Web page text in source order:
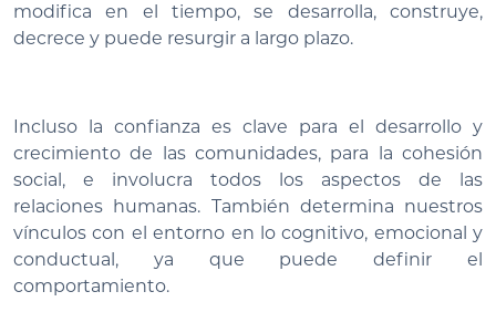
modifica en el tiempo, se desarrolla, construye,
decrece y puede resurgir a largo plazo.
Incluso la confianza es clave para el desarrollo y
crecimiento de las comunidades, para la cohesión
social, e involucra todos los aspectos de las
relaciones humanas. También determina nuestros
vínculos con el entorno en lo cognitivo, emocional y
conductual, ya que puede definir el
comportamiento.